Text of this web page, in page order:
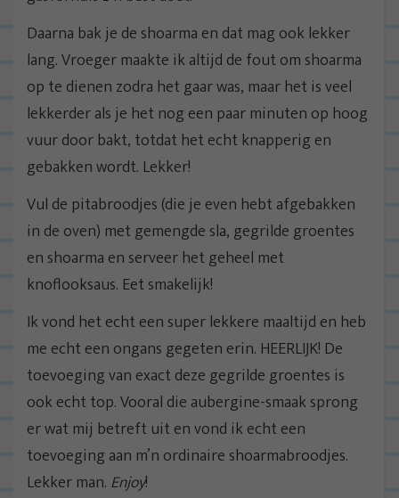
Daarna bak je de shoarma en dat mag ook lekker
lang. Vroeger maakte ik altijd de fout om shoarma
op te dienen zodra het gaar was, maar het is veel
lekkerder als je het nog een paar minuten op hoog
vuur door bakt, totdat het echt knapperig en
gebakken wordt. Lekker!
Vul de pitabroodjes (die je even hebt afgebakken
in de oven) met gemengde sla, gegrilde groentes
en shoarma en serveer het geheel met
knoflooksaus. Eet smakelijk!
Ik vond het echt een super lekkere maaltijd en heb
me echt een ongans gegeten erin. HEERLIJK! De
toevoeging van exact deze gegrilde groentes is
ook echt top. Vooral die aubergine-smaak sprong
er wat mij betreft uit en vond ik echt een
toevoeging aan m’n ordinaire shoarmabroodjes.
Lekker man. Enjoy!